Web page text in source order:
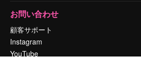
お問い合わせ
顧客サポート
Instagram
YouTube